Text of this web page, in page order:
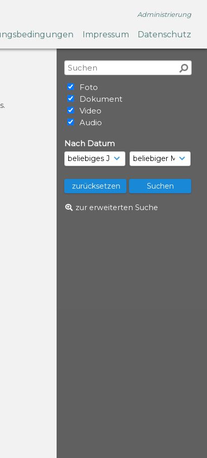
Administrierung
Impressum Datenschutz
Foto
Dokument
Video
Audio
Nach Datum
zur erweiterten Suche